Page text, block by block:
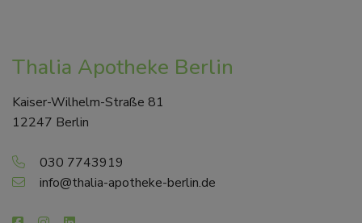
Thalia Apotheke Berlin
Kaiser-Wilhelm-Straße 81
12247 Berlin
030 7743919
info@thalia-apotheke-berlin.de